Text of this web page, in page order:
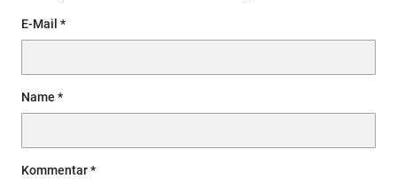
E-Mail
Name
Kommentar